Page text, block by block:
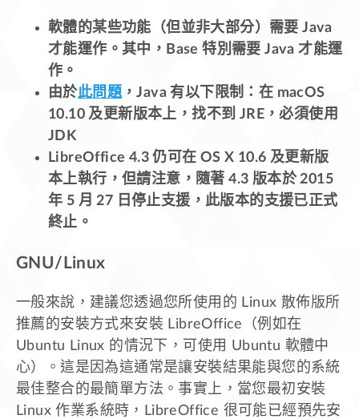
軟體的某些功能（但並非大部分）需要 Java
才能運作。其中，Base 特別需要 Java 才能運
作。
由於此問題 ，Java 有以下限制：在 macOS
10.10 及更新版本上，找不到 JRE，必須使用
JDK
LibreOffice 4.3 仍可在 OS X 10.6 及更新版
本上執行，但請注意，隨著 4.3 版本於 2015
年 5 月 27 日停止支援，此版本的支援已正式
終止。
GNU/Linux
一般來說，建議您透過您所使用的 Linux 散佈版所
推薦的安裝方式來安裝 LibreOffice（例如在
Ubuntu Linux 的情況下，可使用 Ubuntu 軟體中
心）。這是因為這通常是讓安裝結果能與您的系統
最佳整合的最簡單方法。事實上，當您最初安裝
Linux 作業系統時，LibreOffice 很可能已經預先安